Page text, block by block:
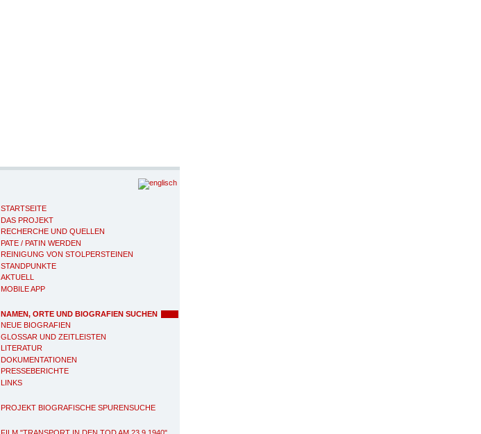
STARTSEITE
DAS PROJEKT
RECHERCHE UND QUELLEN
PATE / PATIN WERDEN
REINIGUNG VON STOLPERSTEINEN
STANDPUNKTE
AKTUELL
MOBILE APP
NAMEN, ORTE UND BIOGRAFIEN SUCHEN
NEUE BIOGRAFIEN
GLOSSAR UND ZEITLEISTEN
LITERATUR
DOKUMENTATIONEN
PRESSEBERICHTE
LINKS
PROJEKT BIOGRAFISCHE SPURENSUCHE
FILM "TRANSPORT IN DEN TOD AM 23.9.1940"